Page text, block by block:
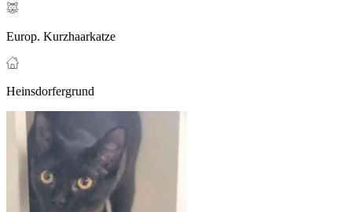
Europ. Kurzhaarkatze
Heinsdorfergrund